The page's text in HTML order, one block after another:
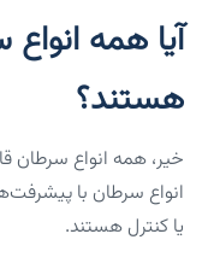
آیا همه
هستند؟
خیر، همه انواع سرطان
انواع سرطان با
یا کنترل هستند.